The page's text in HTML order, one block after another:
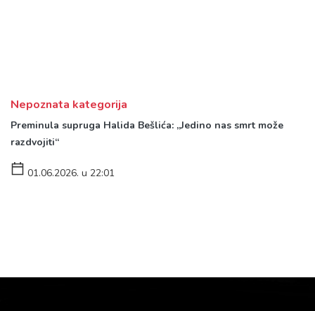
Nepoznata kategorija
Preminula supruga Halida Bešlića: „Jedino nas smrt može
razdvojiti“
01.06.2026. u 22:01